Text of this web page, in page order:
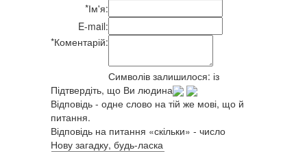
*Ім'я:
E-mail:
*Коментарій:
Символів залишилося: із
Підтвердіть, що Ви людина
Відповідь - одне слово на тій же мові, що й
питання.
Відповідь на питання «скільки» - число
Нову загадку, будь-ласка